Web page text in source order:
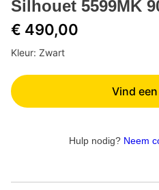
Silhouet 5599MK
€ 490,00
Kleur: Zwart
Vind
Hulp nodig? Neem